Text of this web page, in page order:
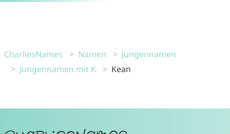
CharliesNames Namen
Jungennamen
Jungennamen mit K
Kean